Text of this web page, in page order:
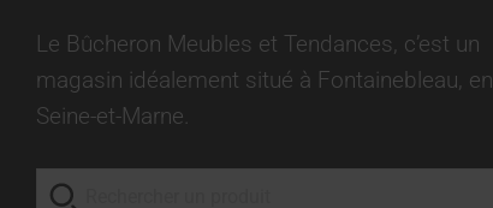
Le Bûcheron Meubles et Tendances, c’est un
magasin idéalement situé à Fontainebleau, en
Seine-et-Marne.